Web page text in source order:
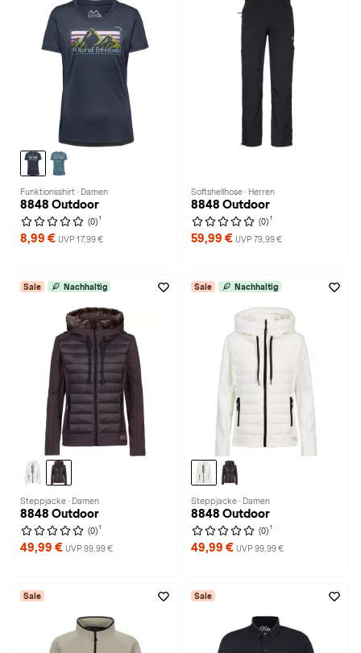
Funktionsshirt · Damen
8848 Outdoor
(0) 1
8,99 € UVP 17,99 €
Softshellhose · Herren
8848 Outdoor
(0) 1
59,99 € UVP 79,99 €
Sale Nachhaltig
Steppjacke · Damen
8848 Outdoor
(0) 1
49,99 € UVP 99,99 €
Sale Nachhaltig
Steppjacke · Damen
8848 Outdoor
(0) 1
49,99 € UVP 99,99 €
Sale Sale